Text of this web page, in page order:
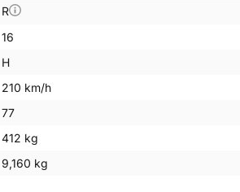
R
16
H
210 km/h
77
412 kg
9,160 kg